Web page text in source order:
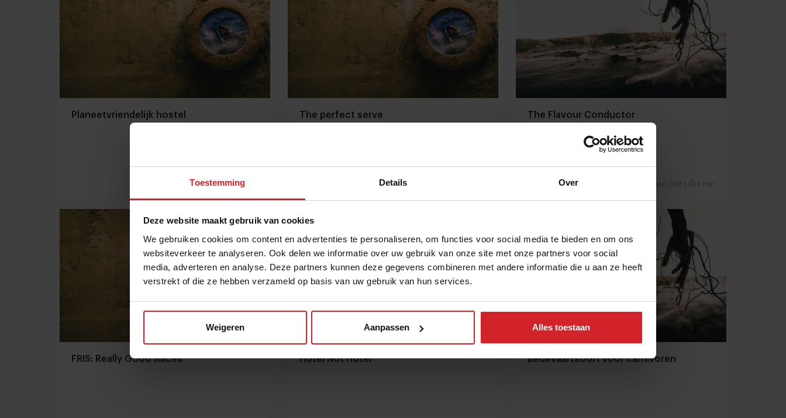
Toestemming Details Over
Deze website maakt gebruik van cookies
We gebruiken cookies om content en advertenties te personaliseren, om functies voor social media te bieden en om ons
websiteverkeer te analyseren. Ook delen we informatie over uw gebruik van onze site met onze partners voor social
media, adverteren en analyse. Deze partners kunnen deze gegevens combineren met andere informatie die u aan ze heeft
verstrekt of die ze hebben verzameld op basis van uw gebruik van hun services.
Weigeren Aanpassen Alles toestaan
Planeetvriendelijk hostel
16 februari 2015| 2 min
The perfect serve The Flavour Conductor
14 februari 2015 2 min
FRIS: Really Good Juices Hotel Not Hotel Bedevaartsoort voor carnivoren